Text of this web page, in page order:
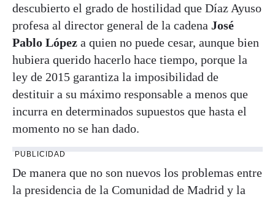
descubierto el grado de hostilidad que Díaz Ayuso
profesa al director general de la cadena José
Pablo López a quien no puede cesar, aunque bien
hubiera querido hacerlo hace tiempo, porque la
ley de 2015 garantiza la imposibilidad de
destituir a su máximo responsable a menos que
incurra en determinados supuestos que hasta el
momento no se han dado.
PUBLICIDAD
De manera que no son nuevos los problemas entre
la presidencia de la Comunidad de Madrid y la